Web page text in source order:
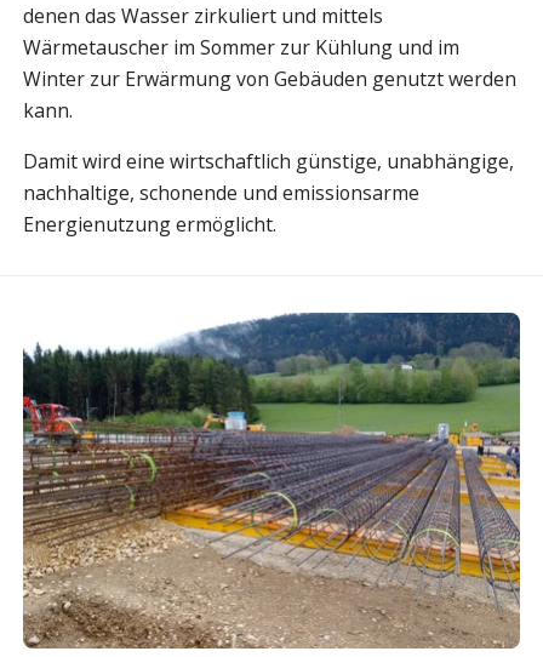
denen das Wasser zirkuliert und mittels
Wärmetauscher im Sommer zur Kühlung und im
Winter zur Erwärmung von Gebäuden genutzt werden
kann.
Damit wird eine wirtschaftlich günstige, unabhängige,
nachhaltige, schonende und emissionsarme
Energienutzung ermöglicht.